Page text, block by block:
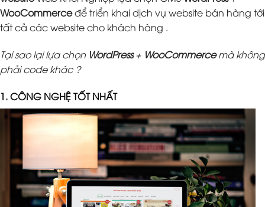
WooCommerceđể triển khai dịch vụ website bán hàng tới
tất cả các website cho khách hàng .
Tại sao lại lựa chọn WordPress+ WooCommercemà không
phải code khác ?
1. CÔNG NGHỆ TỐT NHẤT